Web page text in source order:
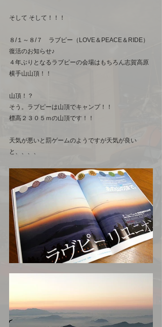
そして そして！！！
８/１～８/７　ラブピー（LOVE＆PEACE＆RIDE）
復活のお知らせ♪
４年ぶりとなるラブピーの会場はもちろん志賀高原
横手山山頂！！
山頂！？
そう。ラブピーは山頂でキャンプ！！
標高２３０５ｍの山頂です！！
天気が悪いと罰ゲームのようですが天気が良い
と、、、、